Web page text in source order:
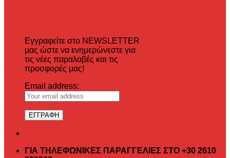
Εγγραφείτε στο NEWSLETTER
μας ώστε να ενημερώνεστε για
τις νέες παραλαβές και τις
προσφορές μας!
Email address:
ΓΙΑ ΤΗΛΕΦΩΝΙΚΕΣ ΠΑΡΑΓΓΕΛΙΕΣ ΣΤΟ +30 2610